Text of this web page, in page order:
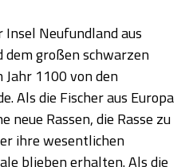
Insel Neufundland aus
dem großen schwarzen
Jahr 1100 von den
Als die Fischer aus Europa
neue Rassen, die Rasse zu
ihre wesentlichen
blieben erhalten. Als die